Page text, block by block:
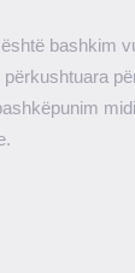
bashkim